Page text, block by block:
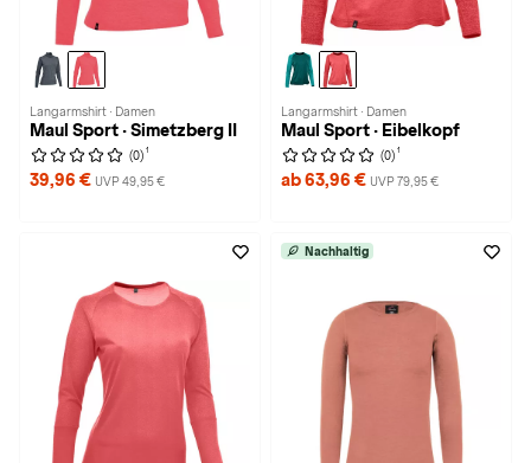
Langarmshirt · Damen
Maul Sport · Simetzberg II
(0) 1
39,96 € UVP 49,95 €
Langarmshirt · Damen
Maul Sport · Eibelkopf
(0) 1
ab 63,96 € UVP 79,95 €
Nachhaltig